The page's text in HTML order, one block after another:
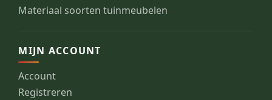
Materiaal soorten tuinmeubelen
MIJN ACCOUNT
Account
Registreren